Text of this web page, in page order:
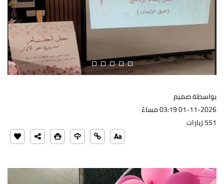
بواسطة صميم
01-11-2026 03:19 مساءً
551 زيارات